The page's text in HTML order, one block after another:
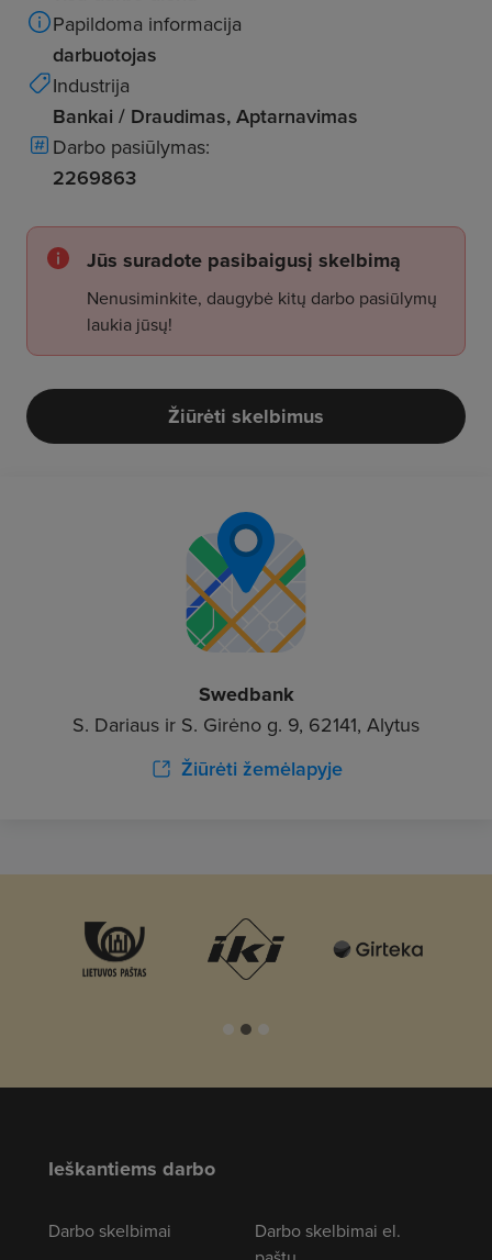
Papildoma informacija
darbuotojas
Industrija
Bankai / Draudimas, Aptarnavimas
Darbo pasiūlymas:
2269863
Jūs suradote pasibaigusį skelbimą
Nenusiminkite, daugybė kitų darbo pasiūlymų
laukia jūsų!
Žiūrėti skelbimus
Swedbank
S. Dariaus ir S. Girėno g. 9, 62141, Alytus
Žiūrėti žemėlapyje
Ieškantiems darbo
Darbo skelbimai
Darbo skelbimai el.